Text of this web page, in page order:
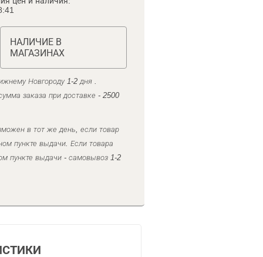
НАЛИЧИЕ В
МАГАЗИНАХ
Новгороду 1-2 дня .
заказа при доставке - 2500
в тот же день, если товар
пункте выдачи. Если товара
пункте выдачи - самовывоз 1-2